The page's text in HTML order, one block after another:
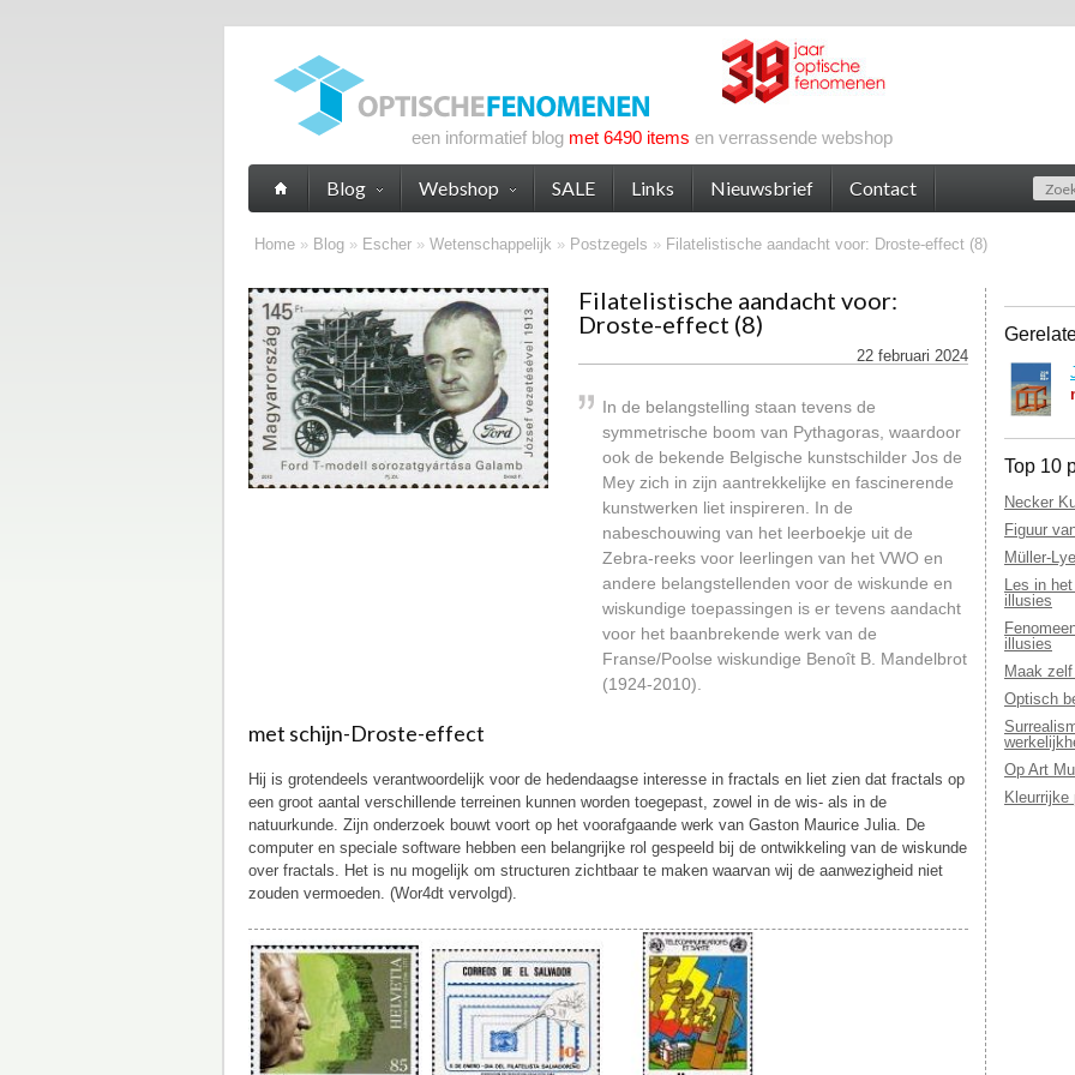
een informatief blog met 6490 items en verrassende webshop
Home » Blog » Escher » Wetenschappelijk » Postzegels » Filatelistische aandacht voor: Droste-effect (8)
Filatelistische aandacht voor:
Droste-effect (8)
22 februari 2024
In de belangstelling staan tevens de
symmetrische boom van Pythagoras, waardoor
ook de bekende Belgische kunstschilder Jos de
Mey zich in zijn aantrekkelijke en fascinerende
kunstwerken liet inspireren. In de
nabeschouwing van het leerboekje uit de
Zebra-reeks voor leerlingen van het VWO en
andere belangstellenden voor de wiskunde en
wiskundige toepassingen is er tevens aandacht
voor het baanbrekende werk van de
Franse/Poolse wiskundige Benoît B. Mandelbrot
(1924-2010).
met schijn-Droste-effect
Hij is grotendeels verantwoordelijk voor de hedendaagse interesse in fractals en liet zien dat fractals op
een groot aantal verschillende terreinen kunnen worden toegepast, zowel in de wis- als in de
natuurkunde. Zijn onderzoek bouwt voort op het voorafgaande werk van Gaston Maurice Julia. De
computer en speciale software hebben een belangrijke rol gespeeld bij de ontwikkeling van de wiskunde
over fractals. Het is nu mogelijk om structuren zichtbaar te maken waarvan wij de aanwezigheid niet
zouden vermoeden. (Wor4dt vervolgd).
Top 10
Necker
Figuur
Müller-
Les in
illusies
illusies
Maak
Optisch
Op Art
Blog Webshop SALE Links Nieuwsbrief Contact